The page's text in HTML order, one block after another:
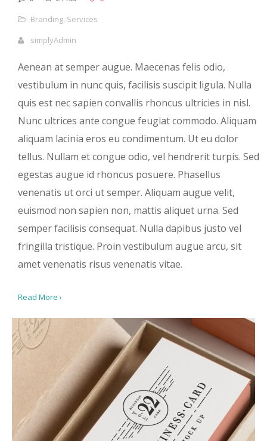
Branding, Services
simplyAdmin
Aenean at semper augue. Maecenas felis odio,
vestibulum in nunc quis, facilisis suscipit ligula. Nulla
quis est nec sapien convallis rhoncus ultricies in nisl.
Nunc ultrices ante congue feugiat commodo. Aliquam
aliquam lacinia eros eu condimentum. Ut eu dolor
tellus. Nullam et congue odio, vel hendrerit turpis. Sed
egestas augue id rhoncus posuere. Phasellus
venenatis ut orci ut semper. Aliquam augue velit,
euismod non sapien non, mattis aliquet urna. Sed
semper facilisis consequat. Nulla dapibus justo vel
fringilla tristique. Proin vestibulum augue arcu, sit
amet venenatis risus venenatis vitae.
Read More ›